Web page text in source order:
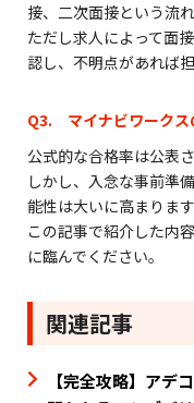
接、二次面接という流
ただし求人によって面
認し、不明点があれば
Q3. マイナビワークス
公式的な合格率は公表
しかし、入念な事前準
能性は大いに高まります
この記事で紹介した内
に臨んでください。
関連記事
【完全攻略】アデ